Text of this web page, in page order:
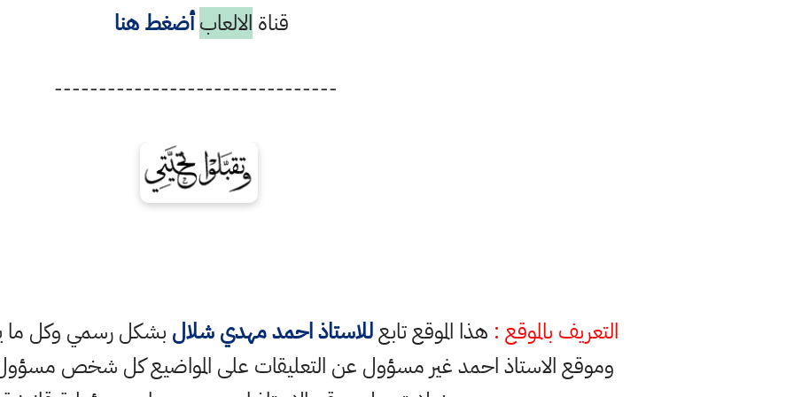
قناة الالعاب أضغط هنا
--------------------------------
التعريف بالموقع : هذا الموقع تابعللاستاذ احمد مهدي شلال بشكل رسمي وكل ما
وموقع الاستاذ احمد غير مسؤول عن التعليقات على المواضيع كل شخص مسؤول